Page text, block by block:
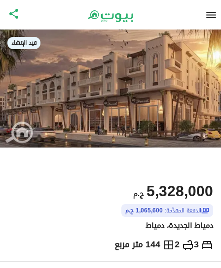
قيد الإنشاء
ج.م 5,328,000
الدفعة المقدّمة: 1,065,600 ج.م
دمياط الجديدة، دمياط
3
2 144 متر مربع ج.م5,328,000